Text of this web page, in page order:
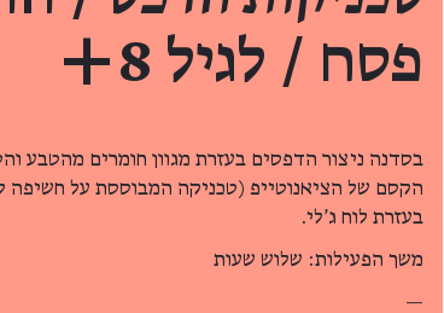
פסח / לגיל 8+
בסדנה ניצור הדפסים בעזרת מגוון חומרים מהטבע
הקסם של הציאנוטייפ (טכניקה המבוססת על חשיפה
בעזרת לוח ג'לי.
משך הפעילות: שלוש שעות
—